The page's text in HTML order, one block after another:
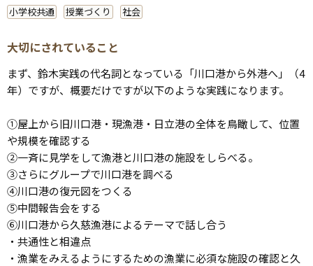
小学校共通 授業づくり 社会
大切にされていること
まず、鈴木実践の代名詞となっている「川口港から外港へ」（4
年）ですが、概要だけですが以下のような実践になります。
①屋上から旧川口港・現漁港・日立港の全体を鳥瞰して、位置
や規模を確認する
②一斉に見学をして漁港と川口港の施設をしらべる。
③さらにグループで川口港を調べる
④川口港の復元図をつくる
⑤中間報告会をする
⑥川口港から久慈漁港によるテーマで話し合う
・共通性と相違点
・漁業をみえるようにするための漁業に必須な施設の確認と久